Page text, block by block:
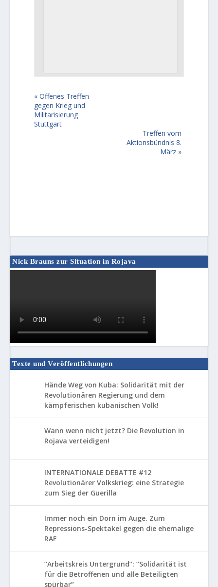
« Offenes Treffen
gegen Krieg und
Militarisierung
Stuttgart
Treffen vom
Aktionsbündnis 8.
März »
Nick Brauns zur Situation in Rojava
Texte und Veröffentlichungen
Hände Weg von Kuba: Solidarität mit der
Revolutionären Regierung und dem
kämpferischen kubanischen Volk!
Wann wenn nicht jetzt? Die Revolution in
Rojava verteidigen!
INTERNATIONALE DEBATTE #12
Revolutionärer Volkskrieg: eine Strategie
zum Sieg der Guerilla
Immer noch ein Dorn im Auge. Zum
Repressions-Spektakel gegen die ehemalige
RAF
“Arbeitskreis Untergrund”: “Solidarität ist
für die Betroffenen und alle Beteiligten
spürbar”